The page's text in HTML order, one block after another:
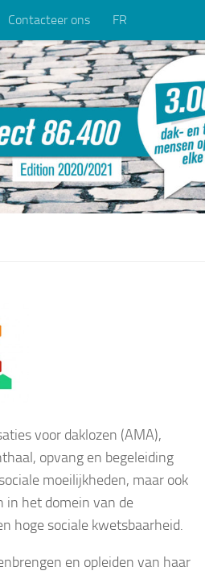
Contacteer ons FR
voor daklozen (AMA),
opvang en begeleiding
moeilijkheden, maar ook
in het domein van de
hoge sociale kwetsbaarheid.
en opleiden van haar